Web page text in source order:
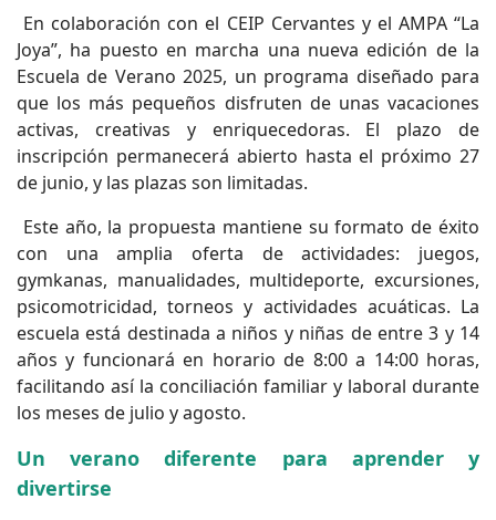
En colaboración con el CEIP Cervantes y el AMPA “La
Joya”, ha puesto en marcha una nueva edición de la
Escuela de Verano 2025, un programa diseñado para
que los más pequeños disfruten de unas vacaciones
activas, creativas y enriquecedoras. El plazo de
inscripción permanecerá abierto hasta el próximo 27
de junio, y las plazas son limitadas.
Este año, la propuesta mantiene su formato de éxito
con una amplia oferta de actividades: juegos,
gymkanas, manualidades, multideporte, excursiones,
psicomotricidad, torneos y actividades acuáticas. La
escuela está destinada a niños y niñas de entre 3 y 14
años y funcionará en horario de 8:00 a 14:00 horas,
facilitando así la conciliación familiar y laboral durante
los meses de julio y agosto.
Un verano diferente para aprender y
divertirse